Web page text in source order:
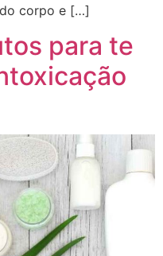
corpo e […]
para te